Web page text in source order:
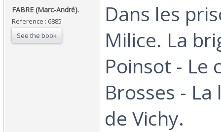
‎FABRE (Marc-André). ‎
Reference : 6885
See the book
‎Dans les
Milice. La
Poinsot - Le
Brosses -
de Vichy. ‎